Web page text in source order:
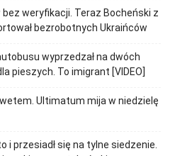
weryfikacji. Teraz Bocheński z
bezrobotnych Ukraińców
wyprzedzał na dwóch
pieszych. To imigrant [VIDEO]
Ultimatum mija w niedzielę
i przesiadł się na tylne siedzenie.